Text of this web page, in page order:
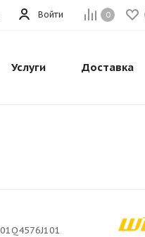
0
Войти
Услуги Доставка